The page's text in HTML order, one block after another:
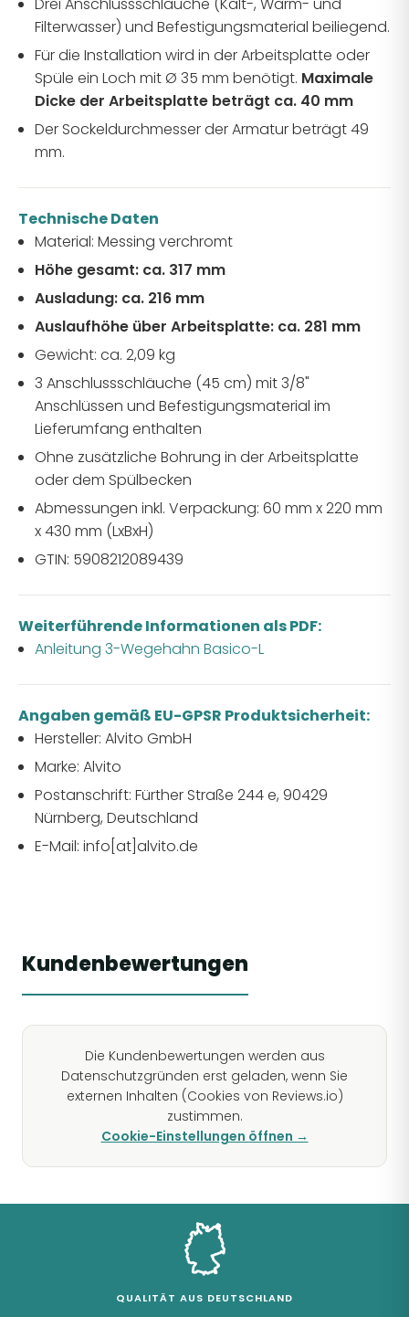
Drei Anschlussschläuche (Kalt-, Warm- und
Filterwasser) und Befestigungsmaterial beiliegend.
Für die Installation wird in der Arbeitsplatte oder
Spüle ein Loch mit Ø 35 mm benötigt. Maximale
Dicke der Arbeitsplatte beträgt ca. 40 mm
Der Sockeldurchmesser der Armatur beträgt 49
mm.
Technische Daten
Material: Messing verchromt
Höhe gesamt: ca. 317 mm
Ausladung: ca. 216 mm
Auslaufhöhe über Arbeitsplatte: ca. 281 mm
Gewicht: ca. 2,09 kg
3 Anschlussschläuche (45 cm) mit 3/8"
Anschlüssen und Befestigungsmaterial im
Lieferumfang enthalten
Ohne zusätzliche Bohrung in der Arbeitsplatte
oder dem Spülbecken
Abmessungen inkl. Verpackung: 60 mm x 220 mm
x 430 mm (LxBxH)
GTIN: 5908212089439
Weiterführende Informationen als PDF:
Anleitung 3-Wegehahn Basico-L
Angaben gemäß EU-GPSR Produktsicherheit:
Hersteller: Alvito GmbH
Marke: Alvito
Postanschrift: Fürther Straße 244 e, 90429
Nürnberg, Deutschland
E-Mail: info[at]alvito.de
Kundenbewertungen
Die Kundenbewertungen werden aus
Datenschutzgründen erst geladen, wenn Sie
externen Inhalten (Cookies von Reviews.io)
zustimmen.
Cookie-Einstellungen öffnen →
QUALITÄT AUS DEUTSCHLAND